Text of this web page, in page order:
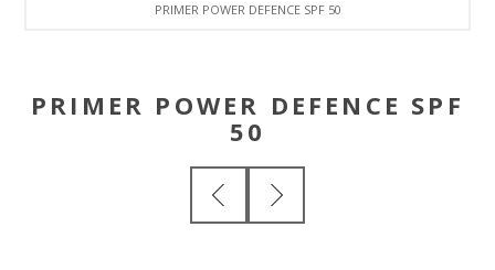
PRIMER POWER DEFENCE SPF 50
PRIMER POWER DEFENCE SPF
50